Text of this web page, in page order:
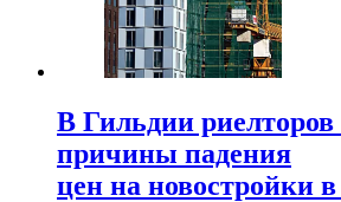
В Гильдии
причины падения
цен на новостройки